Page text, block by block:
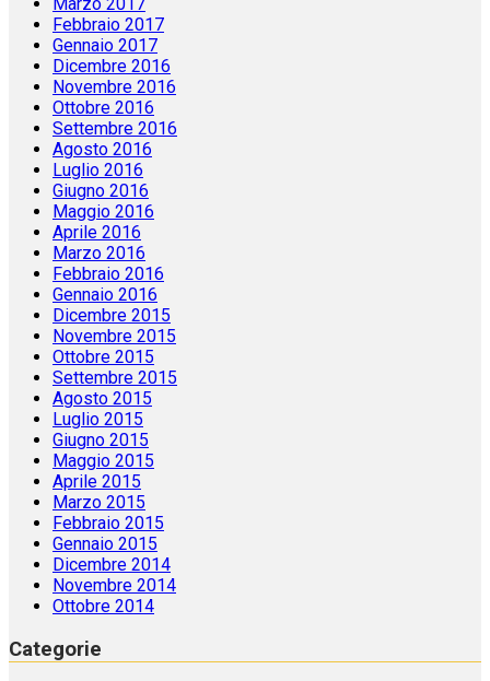
Marzo 2017
Febbraio 2017
Gennaio 2017
Dicembre 2016
Novembre 2016
Ottobre 2016
Settembre 2016
Agosto 2016
Luglio 2016
Giugno 2016
Maggio 2016
Aprile 2016
Marzo 2016
Febbraio 2016
Gennaio 2016
Dicembre 2015
Novembre 2015
Ottobre 2015
Settembre 2015
Agosto 2015
Luglio 2015
Giugno 2015
Maggio 2015
Aprile 2015
Marzo 2015
Febbraio 2015
Gennaio 2015
Dicembre 2014
Novembre 2014
Ottobre 2014
Categorie